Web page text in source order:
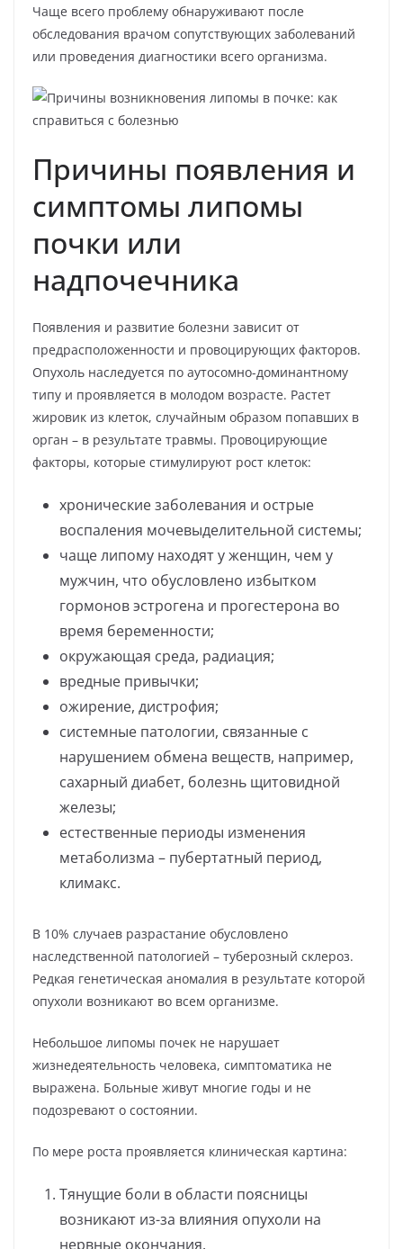
Чаще всего проблему обнаруживают после
обследования врачом сопутствующих заболеваний
или проведения диагностики всего организма.
Причины появления и
симптомы липомы
почки или
надпочечника
Появления и развитие болезни зависит от
предрасположенности и провоцирующих факторов.
Опухоль наследуется по аутосомно-доминантному
типу и проявляется в молодом возрасте. Растет
жировик из клеток, случайным образом попавших в
орган – в результате травмы. Провоцирующие
факторы, которые стимулируют рост клеток:
хронические заболевания и острые
воспаления мочевыделительной системы;
чаще липому находят у женщин, чем у
мужчин, что обусловлено избытком
гормонов эстрогена и прогестерона во
время беременности;
окружающая среда, радиация;
вредные привычки;
ожирение, дистрофия;
системные патологии, связанные с
нарушением обмена веществ, например,
сахарный диабет, болезнь щитовидной
железы;
естественные периоды изменения
метаболизма – пубертатный период,
климакс.
В 10% случаев разрастание обусловлено
наследственной патологией – туберозный склероз.
Редкая генетическая аномалия в результате которой
опухоли возникают во всем организме.
Небольшое липомы почек не нарушает
жизнедеятельность человека, симптоматика не
выражена. Больные живут многие годы и не
подозревают о состоянии.
По мере роста проявляется клиническая картина:
Тянущие боли в области поясницы
возникают из-за влияния опухоли на
нервные окончания.